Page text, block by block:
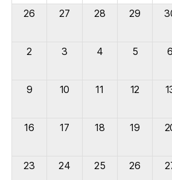
26
27 28 29
2 3 4 5 6
9 10 11 12
16 17 18 19
23 24 25 26